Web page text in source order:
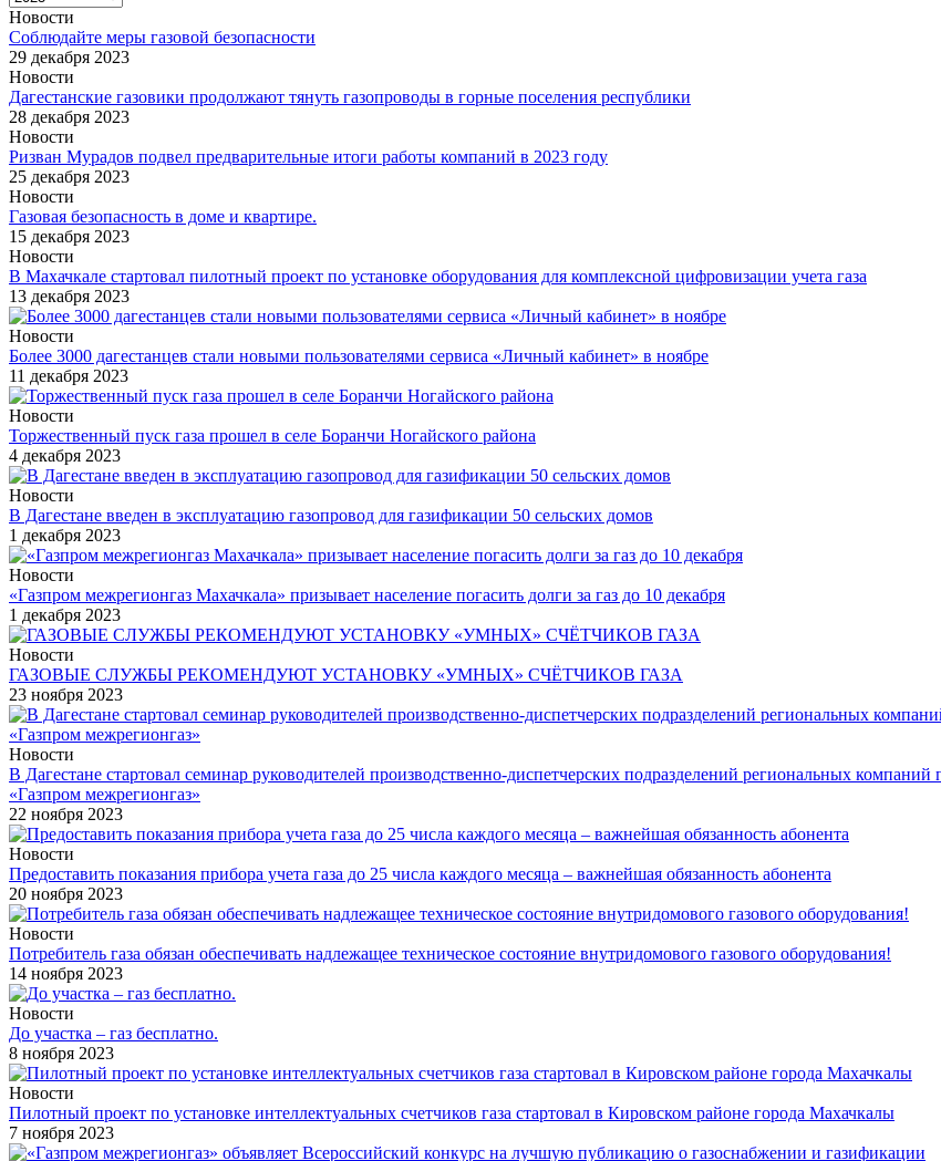
Новости
Соблюдайте меры газовой безопасности
29 декабря 2023
Новости
Дагестанские газовики продолжают тянуть газопроводы в горные поселения республики
28 декабря 2023
Новости
Ризван Мурадов подвел предварительные итоги работы компаний в 2023 году
25 декабря 2023
Новости
Газовая безопасность в доме и квартире.
15 декабря 2023
Новости
В Махачкале стартовал пилотный проект по установке оборудования для комплексной цифровизации учета газа
13 декабря 2023
Новости
Более 3000 дагестанцев стали новыми пользователями сервиса «Личный кабинет» в ноябре
11 декабря 2023
Новости
Торжественный пуск газа прошел в селе Боранчи Ногайского района
4 декабря 2023
Новости
В Дагестане введен в эксплуатацию газопровод для газификации 50 сельских домов
1 декабря 2023
Новости
«Газпром межрегионгаз Махачкала» призывает население погасить долги за газ до 10 декабря
1 декабря 2023
Новости
ГАЗОВЫЕ СЛУЖБЫ РЕКОМЕНДУЮТ УСТАНОВКУ «УМНЫХ» СЧЁТЧИКОВ ГАЗА
23 ноября 2023
Новости
В Дагестане стартовал семинар руководителей производственно-диспетчерских подразделений региональных
«Газпром межрегионгаз»
22 ноября 2023
Новости
Предоставить показания прибора учета газа до 25 числа каждого месяца – важнейшая обязанность абонента
20 ноября 2023
Новости
Потребитель газа обязан обеспечивать надлежащее техническое состояние внутридомового газового оборудования!
14 ноября 2023
Новости
До участка – газ бесплатно.
8 ноября 2023
Новости
Пилотный проект по установке интеллектуальных счетчиков газа стартовал в Кировском районе города Махачкалы
7 ноября 2023